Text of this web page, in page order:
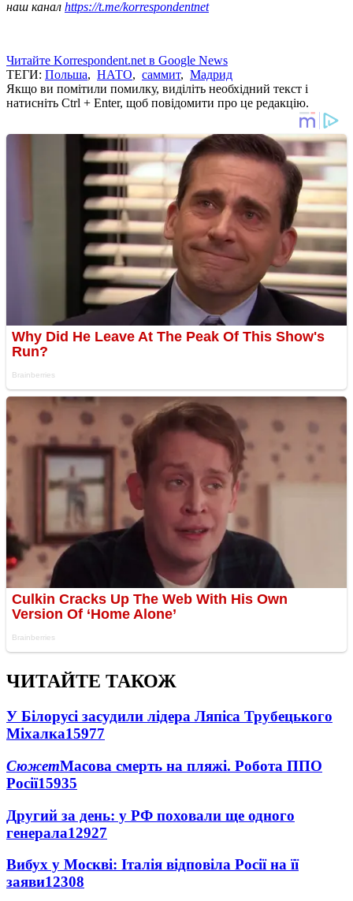
наш канал https://t.me/korrespondentnet
Читайте Korrespondent.net в Google News
ТЕГИ: Польша, НАТО, саммит, Мадрид
Якщо ви помітили помилку, виділіть необхідний текст і
натисніть Ctrl + Enter, щоб повідомити про це редакцію.
ЧИТАЙТЕ ТАКОЖ
У Білорусі засудили лідера Ляпіса Трубецького
Міхалка15977
СюжетМасова смерть на пляжі. Робота ППО
Росії15935
Другий за день: у РФ поховали ще одного
генерала12927
Вибух у Москві: Італія відповіла Росії на її
заяви12308